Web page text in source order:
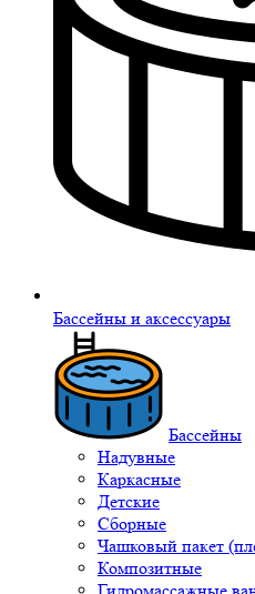
Бассейны и аксессуары
Бассейны
Надувные
Каркасные
Детские
Сборные
Чашковый пакет
Композитные